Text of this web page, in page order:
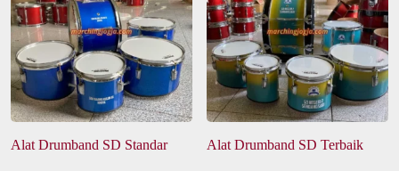
Alat Drumband SD Standar Alat Drumband SD Terbaik